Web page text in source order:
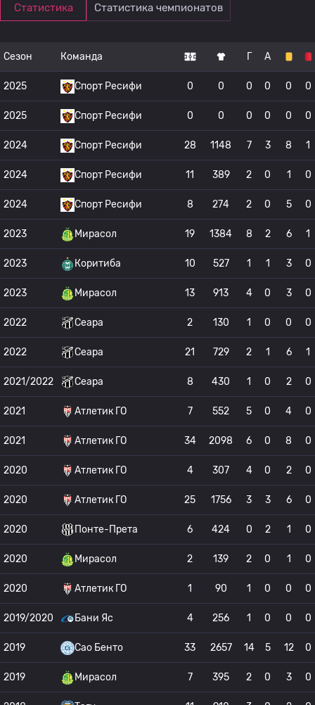
Статистика Статистика чемпионатов
Сезон Команда Г А
2025 Спорт Ресифи 0 0 0 0 0 0
2025 Спорт Ресифи 0 0 0 0 0 0
2024 Спорт Ресифи 28 1148 7 3 8 1
2024 Спорт Ресифи 11 389 2 0 1 0
2024 Спорт Ресифи 8 274 2 0 5 0
2023 Мирасол 19 1384 8 2 6 1
2023 Коритиба 10 527 1 1 3 0
2023 Мирасол 13 913 4 0 3 0
2022 Сеара 2 130 1 0 0 0
2022 Сеара 21 729 2 1 6 1
2021/2022 Сеара 8 430 1 0 2 0
2021 Атлетик ГО 7 552 5 0 4 0
2021 Атлетик ГО 34 2098 6 0 8 0
2020 Атлетик ГО 4 307 4 0 2 0
2020 Атлетик ГО 25 1756 3 3 6 0
2020 Понте-Прета 6 424 0 2 1 0
2020 Мирасол 2 139 2 0 1 0
2020 Атлетик ГО 1 90 1 0 0 0
2019/2020 Бани Яс 4 256 1 0 0 0
2019 Сао Бенто 33 2657 14 5 12 0
2019 Мирасол 7 395 2 0 3 0